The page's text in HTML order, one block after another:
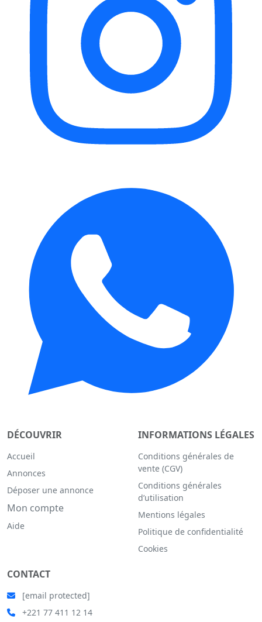
DÉCOUVRIR
Accueil
Annonces
Déposer une annonce
Mon compte
Aide
INFORMATIONS LÉGALES
Conditions générales de
vente (CGV)
Conditions générales
d’utilisation
Mentions légales
Politique de confidentialité
Cookies
CONTACT
[email protected]
+221 77 411 12 14